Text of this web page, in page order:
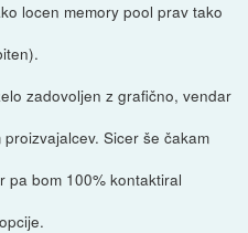
locen memory pool prav tako
zadovoljen z grafično, vendar
Sicer še čakam
pa bom 100% kontaktiral